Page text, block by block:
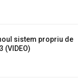
sistem propriu de
(VIDEO)